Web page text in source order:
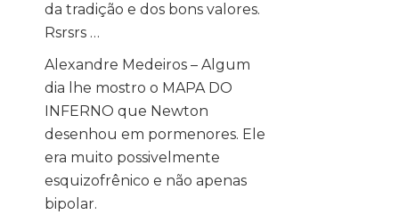
da tradição e dos bons valores.
Rsrsrs …
Alexandre Medeiros – Algum
dia lhe mostro o MAPA DO
INFERNO que Newton
desenhou em pormenores. Ele
era muito possivelmente
esquizofrênico e não apenas
bipolar.